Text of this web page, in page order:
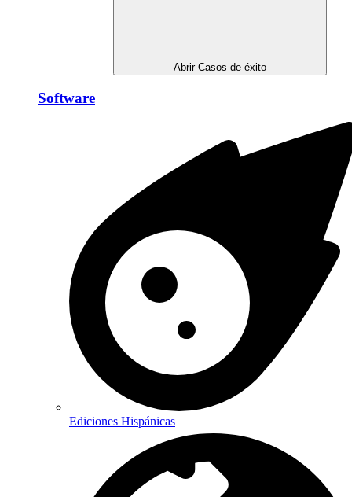
Abrir Casos de éxito
Software
Ediciones Hispánicas